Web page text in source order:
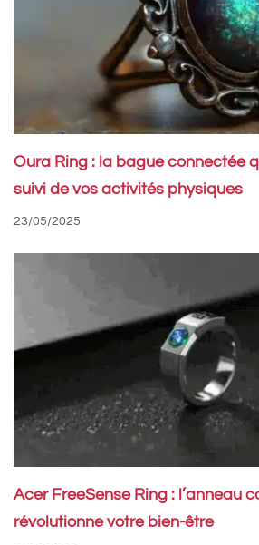
Oura Ring : la bague connectée
suivi de vos activités physiques
23/05/2025
Acer FreeSense Ring : l’anneau
révolutionne votre bien-être